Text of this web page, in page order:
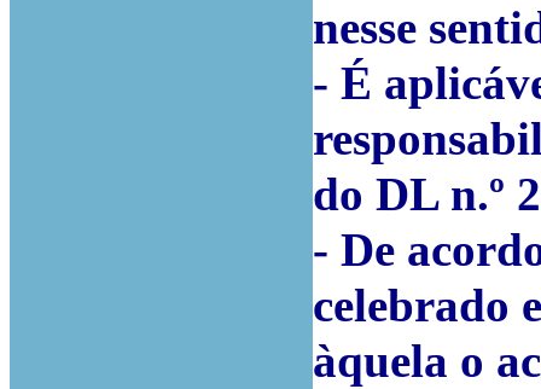
nesse
- É
do DL n.º
- De
celebrado
àquela o